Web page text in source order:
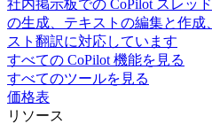
社内掲示板での CoPilot スレッ
の生成、テキストの編集と作成
スト翻訳に対応しています
すべての CoPilot 機能を見る
すべてのツールを見る
価格表
リソース